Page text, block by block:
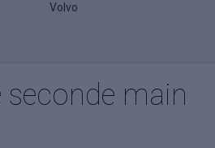
Volvo
seconde main